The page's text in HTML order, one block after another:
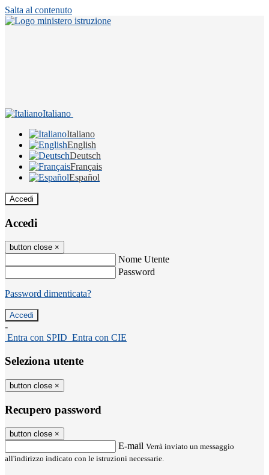
Salta al contenuto
Italiano
Italiano
English
Deutsch
Français
Español
Accedi
Accedi
button close ×
Nome Utente
Password
Password dimenticata?
-
Entra con SPID Entra con CIE
Seleziona utente
button close ×
Recupero password
button close ×
E-mail Verrà inviato un messaggio
all'indirizzo indicato con le istruzioni necessarie.